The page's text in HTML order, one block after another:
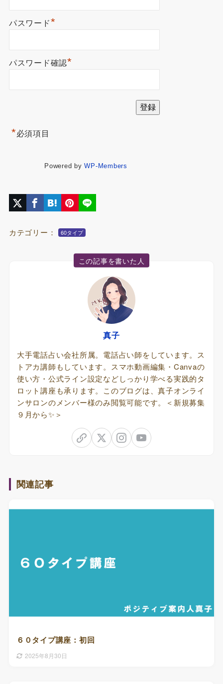
パスワード*
パスワード確認*
*必須項目
Powered byWP-Members
カテゴリー： 60タイプ
この記事を書いた人
真子
大手電話占い会社所属。電話占い師をしています。ス
トアカ講師もしています。スマホ動画編集・Canvaの
使い方・公式ライン設定などしっかり学べる実践的タ
ロット講座も承ります。このブログは、真子オンライ
ンサロンのメンバー様のみ閲覧可能です。＜新規募集
９月から✨＞
関連記事
６０タイプ講座：初回
2025年8月30日